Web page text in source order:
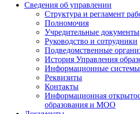
Сведения об управлении
Структура и регламент
Полномочия
Учредительные документы
Руководство и сотрудники
Подведомственные
История Управления
Информационные системы
Реквизиты
Контакты
Информационная
образования и МОО